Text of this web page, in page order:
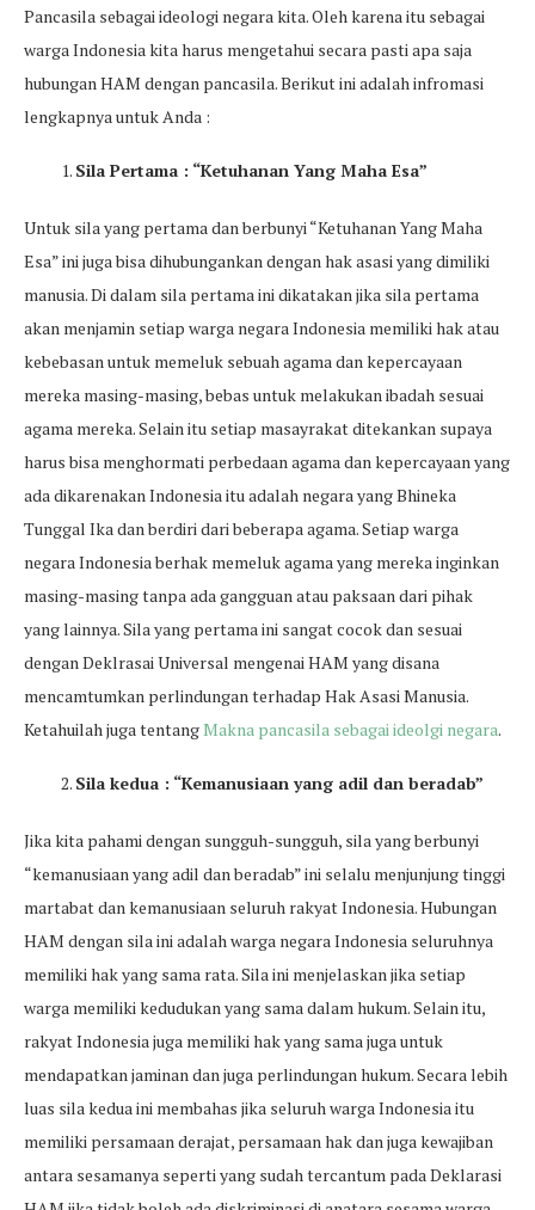
Pancasila sebagai ideologi negara kita. Oleh karena itu sebagai
warga Indonesia kita harus mengetahui secara pasti apa saja
hubungan HAM dengan pancasila. Berikut ini adalah infromasi
lengkapnya untuk Anda :
Sila Pertama : “Ketuhanan Yang Maha Esa”
Untuk sila yang pertama dan berbunyi “Ketuhanan Yang Maha
Esa” ini juga bisa dihubungankan dengan hak asasi yang dimiliki
manusia. Di dalam sila pertama ini dikatakan jika sila pertama
akan menjamin setiap warga negara Indonesia memiliki hak atau
kebebasan untuk memeluk sebuah agama dan kepercayaan
mereka masing-masing, bebas untuk melakukan ibadah sesuai
agama mereka. Selain itu setiap masayrakat ditekankan supaya
harus bisa menghormati perbedaan agama dan kepercayaan yang
ada dikarenakan Indonesia itu adalah negara yang Bhineka
Tunggal Ika dan berdiri dari beberapa agama. Setiap warga
negara Indonesia berhak memeluk agama yang mereka inginkan
masing-masing tanpa ada gangguan atau paksaan dari pihak
yang lainnya. Sila yang pertama ini sangat cocok dan sesuai
dengan Deklrasai Universal mengenai HAM yang disana
mencamtumkan perlindungan terhadap Hak Asasi Manusia.
Ketahuilah juga tentangMakna pancasila sebagai ideolgi negara.
Sila kedua : “Kemanusiaan yang adil dan beradab”
Jika kita pahami dengan sungguh-sungguh, sila yang berbunyi
“kemanusiaan yang adil dan beradab” ini selalu menjunjung tinggi
martabat dan kemanusiaan seluruh rakyat Indonesia. Hubungan
HAM dengan sila ini adalah warga negara Indonesia seluruhnya
memiliki hak yang sama rata. Sila ini menjelaskan jika setiap
warga memiliki kedudukan yang sama dalam hukum. Selain itu,
rakyat Indonesia juga memiliki hak yang sama juga untuk
mendapatkan jaminan dan juga perlindungan hukum. Secara lebih
luas sila kedua ini membahas jika seluruh warga Indonesia itu
memiliki persamaan derajat, persamaan hak dan juga kewajiban
antara sesamanya seperti yang sudah tercantum pada Deklarasi